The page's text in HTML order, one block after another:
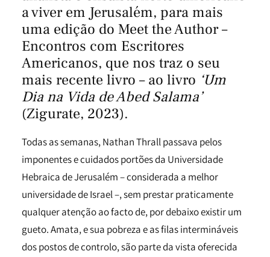
a viver em Jerusalém, para mais
uma edição do Meet the Author –
Encontros com Escritores
Americanos, que nos traz o seu
mais recente livro – ao livro ‘Um
Dia na Vida de Abed Salama’
(Zigurate, 2023).
Todas as semanas, Nathan Thrall passava pelos
imponentes e cuidados portões da Universidade
Hebraica de Jerusalém – considerada a melhor
universidade de Israel –, sem prestar praticamente
qualquer atenção ao facto de, por debaixo existir um
gueto. Amata, e sua pobreza e as filas intermináveis
dos postos de controlo, são parte da vista oferecida